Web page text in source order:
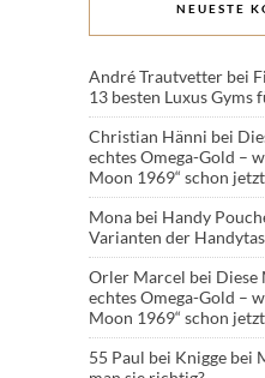
NEUESTE
André Trautvetter bei
13 besten Luxus Gyms
Christian Hänni bei
echtes Omega-Gold –
Moon 1969“ schon
Mona bei Handy
Varianten der
Orler Marcel bei Diese
echtes Omega-Gold –
Moon 1969“ schon
55 Paul bei Knigge bei